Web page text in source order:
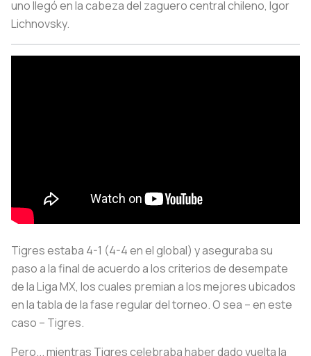
uno llegó en la cabeza del zaguero central chileno, Igor
Lichnovsky.
Tigres estaba 4-1 (4-4 en el global) y aseguraba su
paso a la final de acuerdo a los criterios de desempate
de la Liga MX, los cuales premian a los mejores ubicados
en la tabla de la fase regular del torneo. O sea – en este
caso – Tigres.
Pero... mientras Tigres celebraba haber dado vuelta la